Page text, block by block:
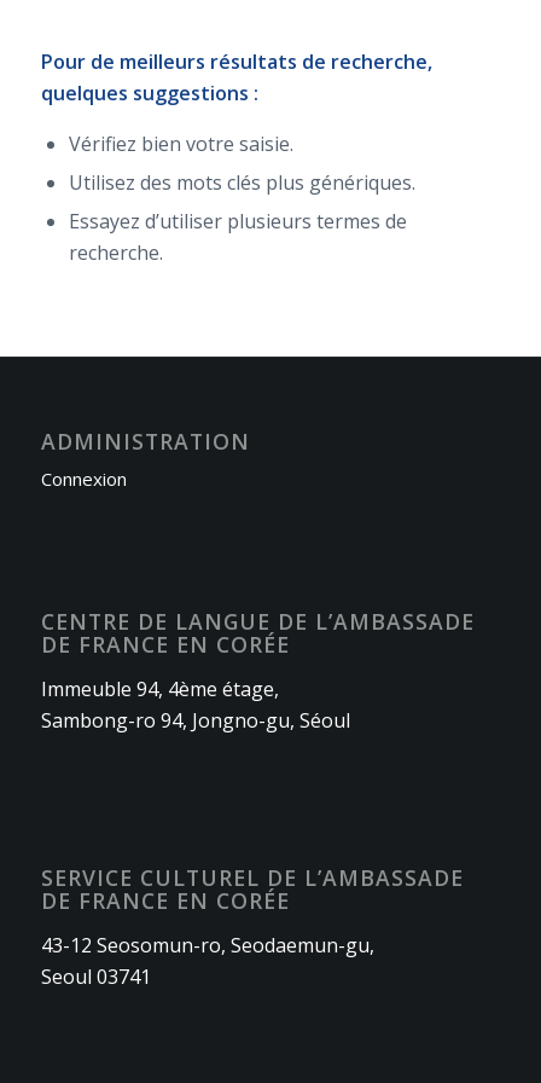
Pour de meilleurs résultats de recherche,
quelques suggestions :
Vérifiez bien votre saisie.
Utilisez des mots clés plus génériques.
Essayez d’utiliser plusieurs termes de
recherche.
ADMINISTRATION
Connexion
CENTRE DE LANGUE DE L’AMBASSADE
DE FRANCE EN CORÉE
Immeuble 94, 4ème étage,
Sambong-ro 94, Jongno-gu, Séoul
SERVICE CULTUREL DE L’AMBASSADE
DE FRANCE EN CORÉE
43-12 Seosomun-ro, Seodaemun-gu,
Seoul 03741